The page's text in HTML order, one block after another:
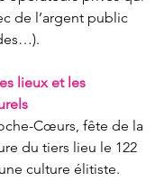
de l’argent public
lieux et les
Cœurs, fête de la
du tiers lieu le 122
culture élitiste.